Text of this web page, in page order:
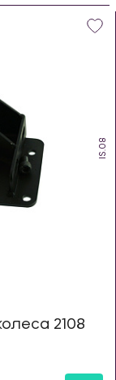
IS.08
2108